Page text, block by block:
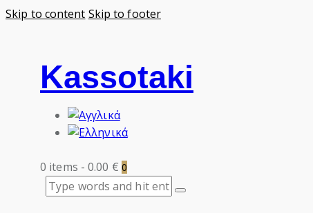
Skip to content Skip to footer
Kassotaki
0 items - 0.00 € 0